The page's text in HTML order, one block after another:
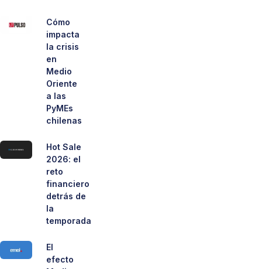
Cómo
impacta
la crisis
en
Medio
Oriente
a las
PyMEs
chilenas
Hot Sale
2026: el
reto
financiero
detrás de
la
temporada
El
efecto